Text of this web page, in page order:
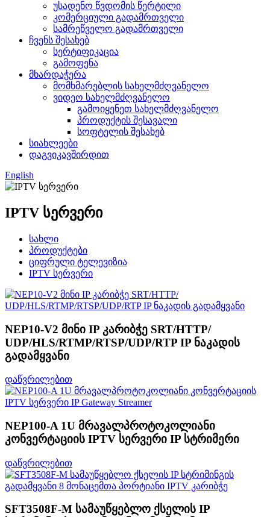
უსადენო წვდომის წერტილი
კომერციული გადამრთველი
სამრეწველო გადამრთველი
ჩვენს შესახებ
სერტიფიკაცია
გამოფენა
მხარდაჭერა
მომხმარებლის სახელმძღვანელო
ვიდეო სახელმძღვანელო
გამოიყენეთ სახელმძღვანელო
პროდუქტის შესავალი
სოფტელის შესახებ
სიახლეები
დაგვიკავშირდით
English
IPTV სერვერი
სახლი
პროდუქტები
ციფრული ტელევიზია
IPTV სერვერი
NEP10-V2 მინი IP კარიბჭე SRT/HTTP/
UDP/HLS/RTMP/RTSP/UDP/RTP IP ნაკადის
გადამყვანი
დაწვრილებით
NEP100-A 1U მრავალპროტოკოლიანი
კონვერტაციის IPTV სერვერი IP სტრიმერი
დაწვრილებით
SFT3508F-M სამაუწყებლო ქსელის IP